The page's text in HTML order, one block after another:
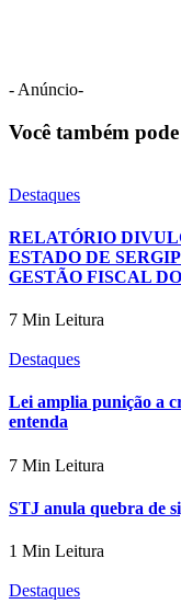
- Anúncio-
Você também
Destaques
RELATÓRIO
ESTADO DE
GESTÃO FISCAL
7 Min Leitura
Destaques
Lei amplia punição a
entenda
7 Min Leitura
STJ anula quebra de
1 Min Leitura
Destaques